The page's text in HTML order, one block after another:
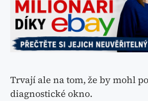
Trvají ale na tom, že by mohl
diagnostické okno.